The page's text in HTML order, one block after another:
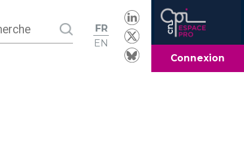
FR
EN
Connexion